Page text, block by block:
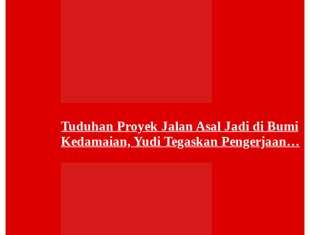
Tuduhan Proyek Jalan Asal Jadi di Bumi
Kedamaian, Yudi Tegaskan Pengerjaan…